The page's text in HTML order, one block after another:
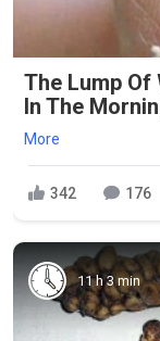
The Lump Of
In The
More
342 176
11 h 3 min